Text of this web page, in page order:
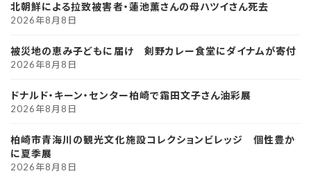
北朝鮮による拉致被害者・蓮池薫さんの母ハツイさん死去
2026年8月8日
被災地の恵み子どもに届け 剣野カレー食堂にダイナムが寄付
2026年8月8日
ドナルド・キーン・センター柏崎で霜田文子さん油彩展
2026年8月8日
柏崎市青海川の観光文化施設コレクションビレッジ 個性豊か
に夏季展
2026年8月8日